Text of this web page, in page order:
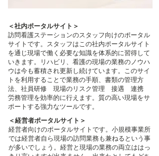
＜社内ポータルサイト＞
訪問看護ステーションのスタッフ向けのポータル
サイトです。スタッフはこの社内ポータルサイト
を通じ現場で働く必要な知識を体系的に習得して
いきます。リハビリ、看護の現場の業務のノウハ
ウは今も蓄積され更新し続けています。このサイ
トを利用することで業務の手順、書類の管理方
法、社員研修 現場のリスク管理 接遇 連携
労務管理を効率的に行えます。質の高い現場をサ
ポートする強力なツールです。
＜経営者ポータルサイト＞
経営者向けのポータルサイトです。小規模事業所
では経営者自ら現場の訪問業務も兼ねるという事
が多いでしょう。経営と現場の業務の両立ははっ